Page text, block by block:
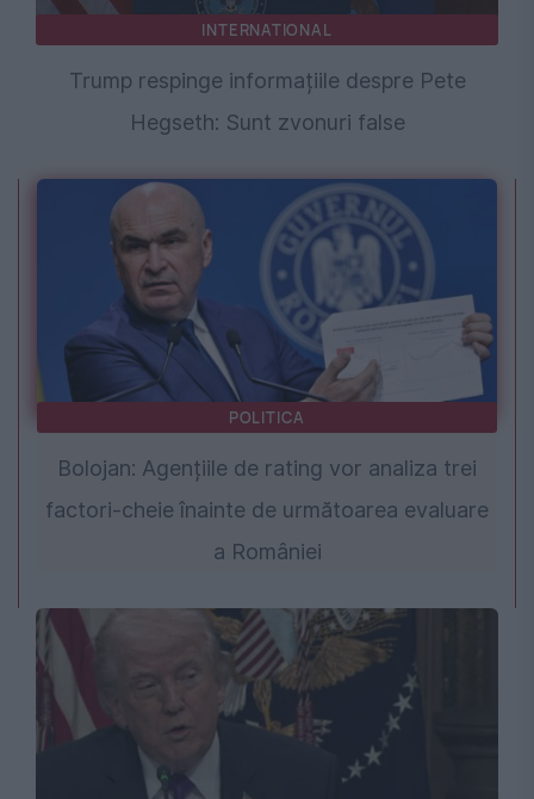
INTERNATIONAL
Trump respinge informațiile despre Pete
Hegseth: Sunt zvonuri false
POLITICA
Bolojan: Agențiile de rating vor analiza trei
factori-cheie înainte de următoarea evaluare
a României